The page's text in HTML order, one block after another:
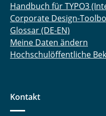
Handbuch für TYPO3
Corporate Design-
Glossar (DE-EN)
Meine Daten ändern
Hochschulöffentliche
Kontakt